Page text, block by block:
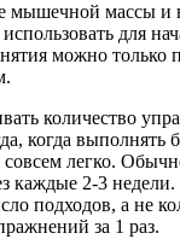
массы и
для
можно только
количество
когда выполнять
совсем легко.
каждые 2-3 недели.
подходов, а не
за 1 раз.